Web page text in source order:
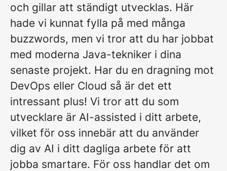
och gillar att ständigt utvecklas. Här
hade vi kunnat fylla på med många
buzzwords, men vi tror att du har jobbat
med moderna Java-tekniker i dina
senaste projekt. Har du en dragning mot
DevOps eller Cloud så är det ett
intressant plus! Vi tror att du som
utvecklare är AI-assisted i ditt arbete,
vilket för oss innebär att du använder
dig av AI i ditt dagliga arbete för att
jobba smartare. För oss handlar det om